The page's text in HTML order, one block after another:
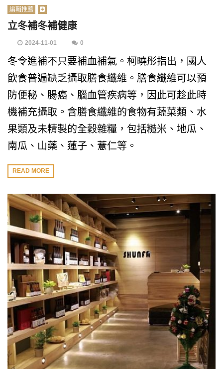
編輯推薦
立冬補冬補健康
2024-11-01 0
冬令進補不只要補血補氣。柯曉彤指出，國人
飲食普遍缺乏攝取膳食纖維。膳食纖維可以預
防便秘、腸癌、腦血管疾病等，因此可趁此時
機補充攝取。含膳食纖維的食物有蔬菜類、水
果類及未精製的全穀雜糧，包括糙米、地瓜、
南瓜、山藥、蓮子、薏仁等。
READ MORE